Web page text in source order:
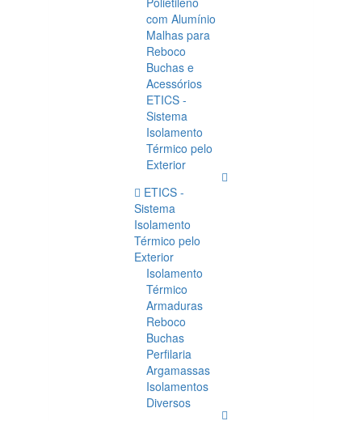
com Alumínio
Malhas para
Reboco
Buchas e
Acessórios
ETICS -
Sistema
Isolamento
Térmico pelo
Exterior
ETICS -
Sistema
Isolamento
Térmico pelo
Exterior
Isolamento
Térmico
Armaduras
Reboco
Buchas
Perfilaria
Argamassas
Isolamentos
Diversos